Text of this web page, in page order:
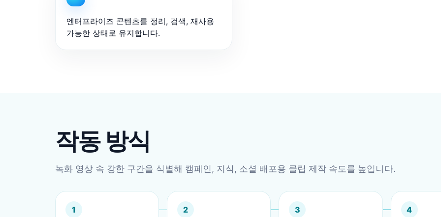
엔터프라이즈 콘텐츠를 정리, 검색, 재사용
가능한 상태로 유지합니다.
작동 방식
녹화 영상 속 강한 구간을 식별해 캠페인, 지식, 소셜 배포용 클립 제작 속도를 높입니다.
1 2 3 4